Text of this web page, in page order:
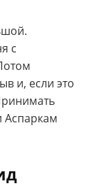
с
и, если это
Аспаркам